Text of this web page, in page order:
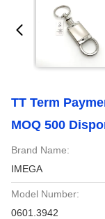
TT Term
MOQ 500
Brand Name:
IMEGA
Model Number:
0601.3942